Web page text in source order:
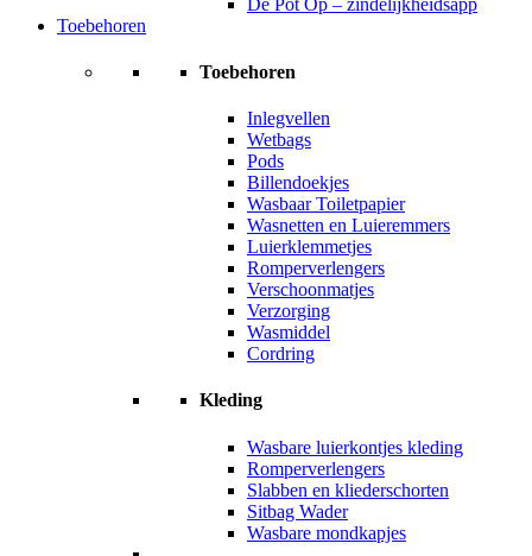
Toebehoren
Toebehoren
Inlegvellen
Wetbags
Pods
Billendoekjes
Wasbaar Toiletpapier
Wasnetten en Luieremmers
Luierklemmetjes
Romperverlengers
Verschoonmatjes
Verzorging
Wasmiddel
Cordring
Kleding
Wasbare luierkontjes kleding
Romperverlengers
Slabben en kliederschorten
Sitbag Wader
Wasbare mondkapjes